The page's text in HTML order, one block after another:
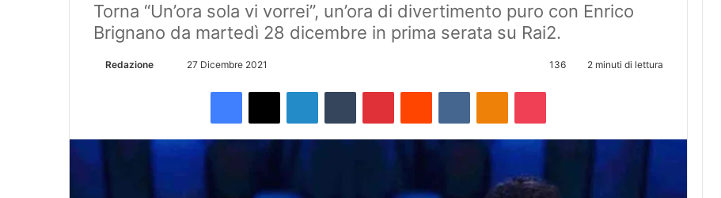
Torna “Un’ora sola vi vorrei”, un’ora di divertimento puro con Enrico
Brignano da martedì 28 dicembre in prima serata su Rai2.
Redazione
a
27 Dicembre 2021 136 2 minuti di lettura